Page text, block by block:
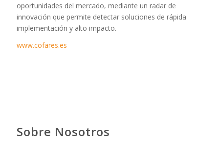
oportunidades del mercado, mediante un radar de
innovación que permite detectar soluciones de rápida
implementación y alto impacto.
www.cofares.es
Sobre Nosotros